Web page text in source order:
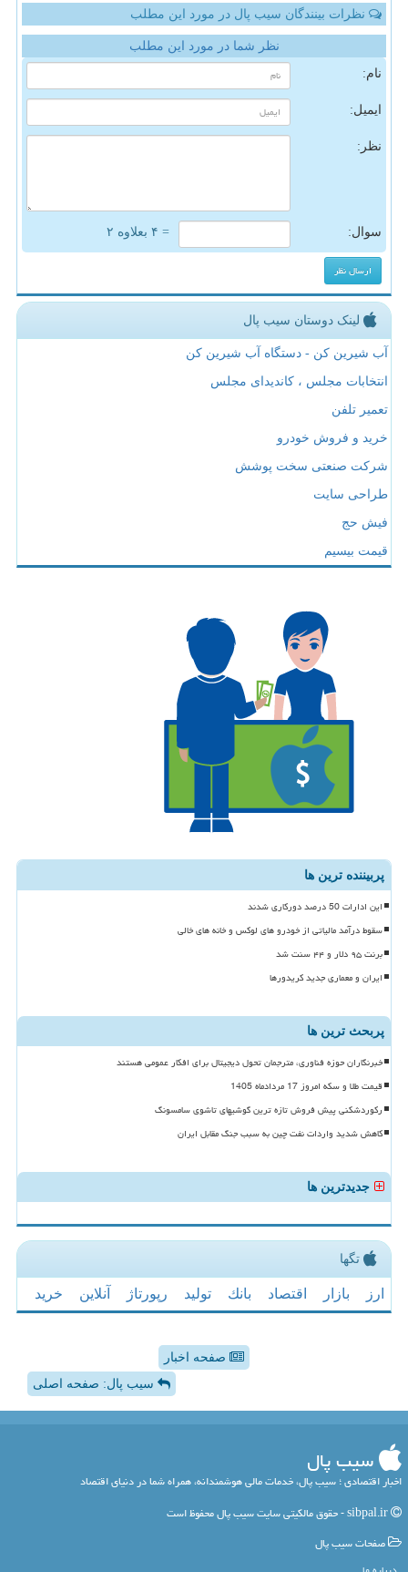
نظرات بینندگان سیب پال در مورد این مطلب
نظر شما در مورد این مطلب
نام:
ایمیل:
نظر:
سوال: = ۴ بعلاوه ۲
لینک دوستان سیب پال
آب شیرین کن - دستگاه آب شیرین کن
انتخابات مجلس ، کاندیدای مجلس
تعمیر تلفن
خرید و فروش خودرو
شرکت صنعتی سخت پوشش
طراحی سایت
فیش حج
قیمت بیسیم
پربیننده ترین ها
این ادارات 50 درصد دورکاری شدند
سقوط درآمد مالیاتی از خودرو های لوکس و خانه های خالی
برنت ۹۵ دلار و ۴۴ سنت شد
ایران و معماری جدید کریدورها
پربحث ترین ها
خبرنگاران حوزه فناوری، مترجمان تحول دیجیتال برای افکار عمومی هستند
قیمت طلا و سکه امروز 17 مردادماه 1405
رکوردشکنی پیش فروش تازه ترین گوشیهای تاشوی سامسونگ
کاهش شدید واردات نفت چین به سبب جنگ مقابل ایران
جدیدترین ها
تگها
ارز بازار اقتصاد بانك تولید رپورتاژ آنلاین خرید
صفحه اخبار
سیب پال: صفحه اصلی
سیب پال
اخبار اقتصادی ؛ سیب پال، خدمات مالی هوشمندانه، همراه شما در دنیای اقتصاد
صفحات سیب پال